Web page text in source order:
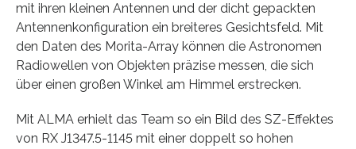
mit ihren kleinen Antennen und der dicht gepackten
Antennenkonfiguration ein breiteres Gesichtsfeld. Mit
den Daten des Morita-Array können die Astronomen
Radiowellen von Objekten präzise messen, die sich
über einen großen Winkel am Himmel erstrecken.
Mit ALMA erhielt das Team so ein Bild des SZ-Effektes
von RX J1347.5-1145 mit einer doppelt so hohen